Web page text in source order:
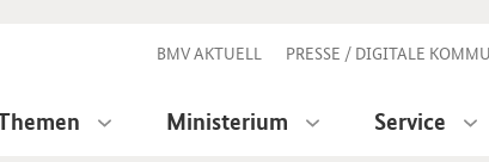
BMV AKTUELL PRESSE / DIGITALE
Ministerium Service